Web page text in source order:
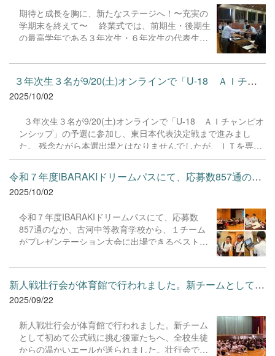
ぞよろしくお願いいたします。
頑張りに後期生が熱いエールを送る場面が数多く
見られました。特に、色別対抗リレーでは、前期
生のスタートダッシュと、後期生がゴールまでタ
きな感動を呼びました。 この熱気溢れる一日
が、生徒一人ひとりの心に、そして本校の学校生
活に、かけがえのない思い出と活力を残してくれ
たことを確信しています。今後とも、本校の魅力
携」を大切に育んでまいります。
期待と成長を胸に、新たなステージへ！〜充実の
学期末を終えて〜 終業式では、前期生・後期生
の最高学年である３年次生・６年次生の代表生徒
向けた自身の目標を全校生徒の前で発表しまし
た。中高一貫教育ならではの、将来を見据えた継
続的な学びの重要性についても改めて共有されま
した。 また、新たな顔ぶれとなった生徒会役員
命された生徒たちは、緊張した面持ちながらも、
「伝統を継承しつつ、より魅力的な学校を創る」
という強い決意を表明してくれました。彼らの熱
意と実行力は、本校の生徒自治の活動をさらに活
性化させ、生徒主体の学校づくりを力強く推進し
てくれることでしょう。本校の将来を担うリーダ
ーとしての活躍に、心から期待しています。 式
れました。成績の数字だけでなく、先生方からの
温かいメッセージや、授業への取り組み姿勢への
助言とともに手渡された通知票は、生徒たちがこ
す。これを基に、次なるステップへの目標設定を
することで、主体的・対話...
３年次生３名が9/20(土)オンラインで「U-18 ＡＩチャン...
2025/10/02
３年次生３名が9/20(土)オンラインで「U-18 ＡＩチャンピオ
ンシップ」の予選に参加し、東日本代表決定戦まで進みまし
た。 残念ながら本選出場とはなりませんでしたが、ＩＴを専門
にしている高校や他県のトップ進学校の高校の出場者に混ざ
り、かなり善戦していました。他チームの発表はどれも素晴ら
しく、参加した本校生徒は「レベルが高く刺激になった。来年
も出場したい。」と意気込みを語ってくれました。
令和７年度IBARAKIドリームパスにて、応募数857通のなか、古河中...
2025/10/02
令和７年度IBARAKIドリームパスにて、応募数
857通のなか、古河中等教育学校から、１チーム
がプレゼンテーション大会に出場できるベスト16
ばれました！ プレゼンテーション大会出場が決ま
ったチームがSTEP1として、活動実践ガイダンス
に参加してきました。早速、株式会社caricoにア
ポをとり、後日オンラインでアプリ開設について
レゼンテーション大会は1月。今後が楽しみです
ね。
新人戦壮行会が体育館で行われました。新チームとして初めて公式...
2025/09/22
新人戦壮行会が体育館で行われました。新チーム
として初めて公式戦に挑む後輩たちへ、全校生徒
からの温かいエールが送られました。壮行会で